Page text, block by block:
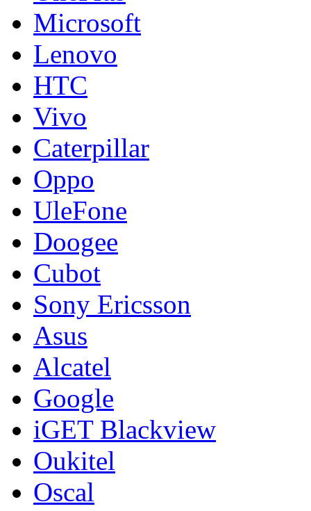
Microsoft
Lenovo
HTC
Vivo
Caterpillar
Oppo
UleFone
Doogee
Cubot
Sony Ericsson
Asus
Alcatel
Google
iGET Blackview
Oukitel
Oscal